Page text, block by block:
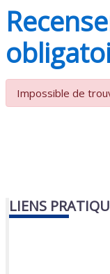
Impossible de
LIENS